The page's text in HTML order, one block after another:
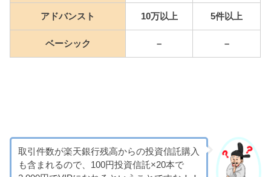
アドバンスト 10万以上 5件以上
ベーシック – –
取引件数が楽天銀行残高からの投資信託購入
も含まれるので、100円投資信託×20本で